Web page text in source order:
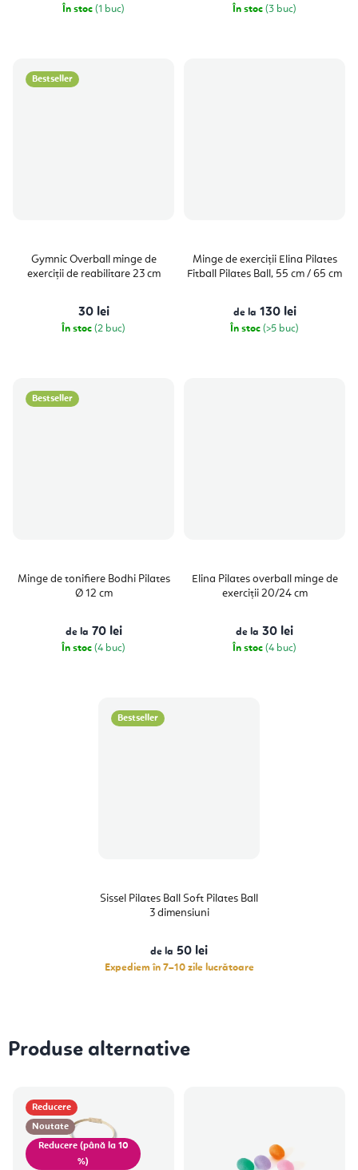
În stoc (1 buc) În stoc (3 buc)
Bestseller
Gymnic Overball minge de
exerciții de reabilitare 23 cm
30 lei
În stoc (2 buc)
Minge de exerciții Elina Pilates
Fitball Pilates Ball, 55 cm / 65 cm
de la 130 lei
În stoc (>5 buc)
Bestseller
Minge de tonifiere Bodhi Pilates
Ø 12 cm
de la 70 lei
În stoc (4 buc)
Elina Pilates overball minge de
exerciții 20/24 cm
de la 30 lei
În stoc (4 buc)
Bestseller
Sissel Pilates Ball Soft Pilates Ball
3 dimensiuni
de la 50 lei
Expediem în 7–10 zile lucrătoare
Produse alternative
Reducere
Noutate
(până la 10
%)